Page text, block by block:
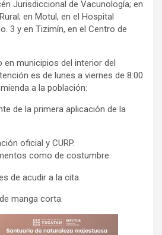
Jurisdiccional de Vacunología; en
en Motul, en el Hospital
3 y en Tizimín, en el Centro de
en municipios del interior del
es de lunes a viernes de 8:00
a la población:
de la primera aplicación de la
oficial y CURP.
como de costumbre.
de acudir a la cita.
manga corta.